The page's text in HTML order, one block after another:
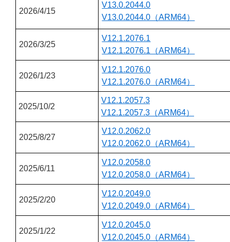
2026/4/15
V13.0.2044.0
V13.0.2044.0（ARM64）
2026/3/25
V12.1.2076.1
V12.1.2076.1（ARM64）
2026/1/23
V12.1.2076.0
V12.1.2076.0（ARM64）
2025/10/2
V12.1.2057.3
V12.1.2057.3（ARM64）
2025/8/27
V12.0.2062.0
V12.0.2062.0（ARM64）
2025/6/11
V12.0.2058.0
V12.0.2058.0（ARM64）
2025/2/20
V12.0.2049.0
V12.0.2049.0（ARM64）
2025/1/22
V12.0.2045.0
V12.0.2045.0（ARM64）